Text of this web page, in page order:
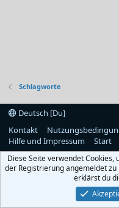
Schlagworte
Deutsch [Du]
Kontakt
Hilfe und Impressum
Start
Diese Seite verwendet
der Registrierung angemeldet
erklärst du